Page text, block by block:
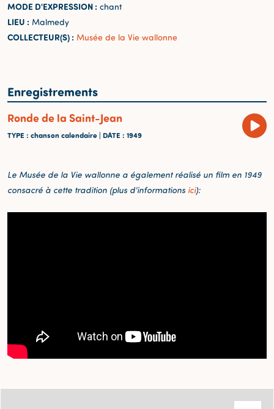
MODE D'EXPRESSION : chant
LIEU : Malmedy
COLLECTEUR(S) : Musée de la Vie wallonne
Enregistrements
Ronde de la Saint-Jean
TYPE : chanson calendaire | DATE : 1949
Le Musée de la Vie wallonne a également réalisé un film en 1949
consacré à cette tradition (plus d'informations ici):